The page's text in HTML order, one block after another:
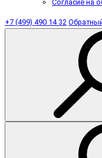
Согласие на
+7 (499) 490 14 32